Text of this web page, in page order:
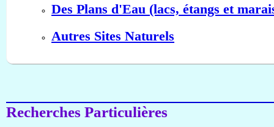
Des Plans d'Eau (lacs, étangs et
Autres Sites Naturels
Recherches Particulières